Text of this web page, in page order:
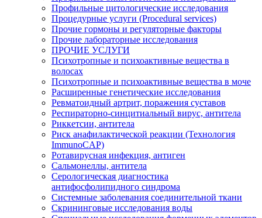
Профильные цитологические исследования
Процедурные услуги (Procedural services)
Прочие гормоны и регуляторные факторы
Прочие лабораторные исследования
ПРОЧИЕ УСЛУГИ
Психотропные и психоактивные вещества в
волосах
Психотропные и психоактивные вещества в моче
Расширенные генетические исследования
Ревматоидный артрит, поражения суставов
Респираторно-синцитиальный вирус, антитела
Риккетсии, антитела
Риск анафилактической реакции (Технология
ImmunoCAP)
Ротавирусная инфекция, антиген
Сальмонеллы, антитела
Серологическая диагностика
антифосфолипидного синдрома
Системные заболевания соединительной ткани
Скрининговые исследования воды